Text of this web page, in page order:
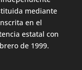
mediante
en el
estatal con
de 1999.